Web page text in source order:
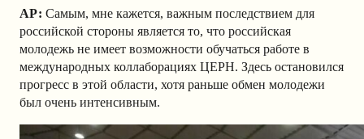
АР: Самым, мне кажется, важным последствием для
российской стороны является то, что российская
молодежь не имеет возможности обучаться работе в
международных коллаборациях ЦЕРН. Здесь остановился
прогресс в этой области, хотя раньше обмен молодежи
был очень интенсивным.